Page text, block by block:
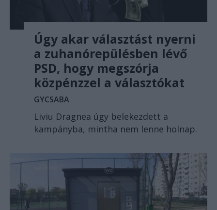
Úgy akar választást nyerni
a zuhanórepülésben lévő
PSD, hogy megszórja
közpénzzel a választókat
GYCSABA
Liviu Dragnea úgy belekezdett a
kampányba, mintha nem lenne holnap.